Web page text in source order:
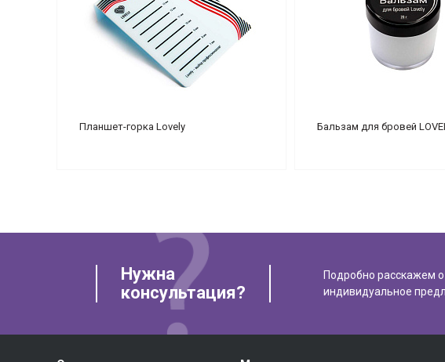
Планшет-горка Lovely Бальзам для бровей
Нужна
консультация?
Подробно расскажем
индивидуальное